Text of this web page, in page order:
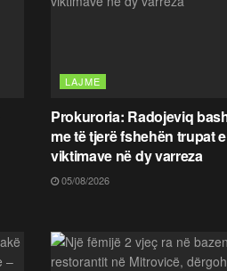
LAJME
Prokuroria: Radojeviq
me të tjerë fshehën trupat
viktimave në dy varreza
05/08/2026